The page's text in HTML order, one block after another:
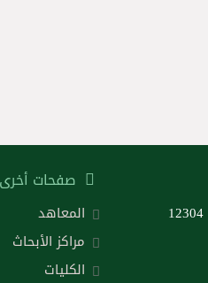
صفحات أخرى
المعاهد
مراكز الأبحاث
الكليات